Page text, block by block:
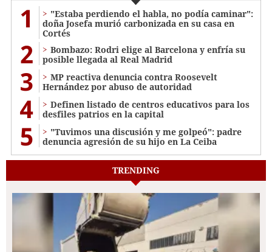
1
"Estaba perdiendo el habla, no podía caminar":
doña Josefa murió carbonizada en su casa en
Cortés
2
Bombazo: Rodri elige al Barcelona y enfría su
posible llegada al Real Madrid
3
MP reactiva denuncia contra Roosevelt
Hernández por abuso de autoridad
4
Definen listado de centros educativos para los
desfiles patrios en la capital
5
"Tuvimos una discusión y me golpeó": padre
denuncia agresión de su hijo en La Ceiba
TRENDING